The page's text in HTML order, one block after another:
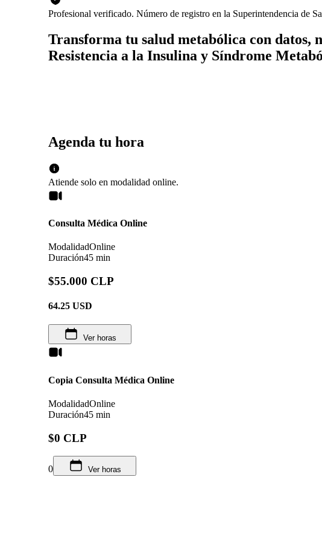
Profesional verificado. Número de registro en la Superintendencia de
Transforma tu salud metabólica con datos,
Resistencia a la Insulina y Síndrome
Agenda tu hora
Atiende solo en modalidad online.
Consulta Médica Online
ModalidadOnline
Duración45 min
$55.000 CLP
64.25 USD
Ver horas
Copia Consulta Médica Online
ModalidadOnline
Duración45 min
$0 CLP
0 Ver horas